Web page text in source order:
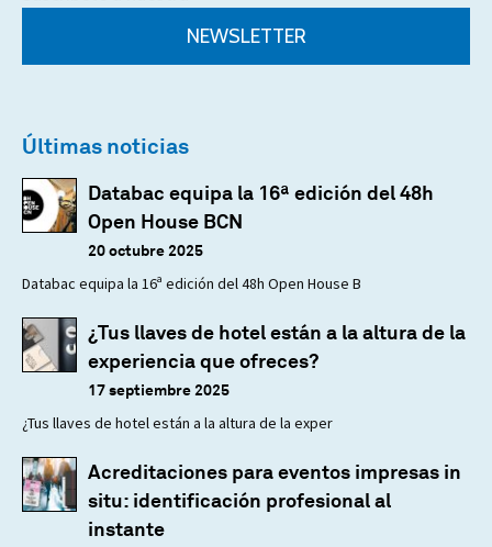
NEWSLETTER
Últimas noticias
Databac equipa la 16ª edición del 48h
Open House BCN
20 octubre 2025
Databac equipa la 16ª edición del 48h Open House B
¿Tus llaves de hotel están a la altura de la
experiencia que ofreces?
17 septiembre 2025
¿Tus llaves de hotel están a la altura de la exper
Acreditaciones para eventos impresas in
situ: identificación profesional al
instante